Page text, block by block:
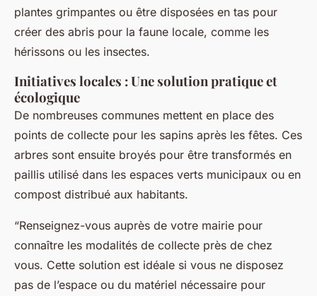
plantes grimpantes ou être disposées en tas pour
créer des abris pour la faune locale, comme les
hérissons ou les insectes.
Initiatives locales : Une solution pratique et
écologique
De nombreuses communes mettent en place des
points de collecte pour les sapins après les fêtes. Ces
arbres sont ensuite broyés pour être transformés en
paillis utilisé dans les espaces verts municipaux ou en
compost distribué aux habitants.
“Renseignez-vous auprès de votre mairie pour
connaître les modalités de collecte près de chez
vous. Cette solution est idéale si vous ne disposez
pas de l’espace ou du matériel nécessaire pour